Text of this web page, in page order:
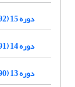
دوره 15 (1392)
دوره 14 (1391)
دوره 13 (1390)